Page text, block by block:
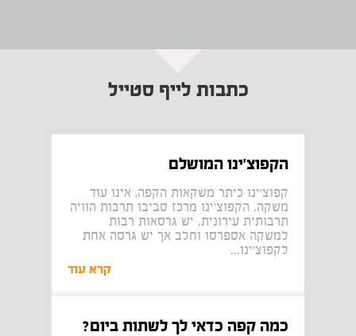
כתבות לייף סטייל
הקפוצ'ינו המושלם
קפוצ'ינו כיתר משקאות הקפה, אינו עוד
משקה. הקפוצ'ינו מרכז סביבו תרבות הוויה
תרבותית עירונית. יש גרסאות רבות
למשקה אספרסו וחלב אך יש גרסה אחת
לקפוצ'ינו...
קרא עוד
כמה קפה כדאי לך לשתות ביום?